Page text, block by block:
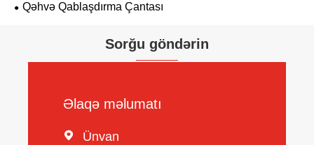
Qəhvə Qablaşdırma Çantası
Sorğu göndərin
Əlaqə məlumatı
 Ünvan